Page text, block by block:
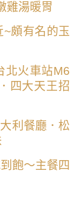
雞湯暖胃
~頗有名的玉
北火車站M6
四大天王招
利餐廳．松
飽～主餐四